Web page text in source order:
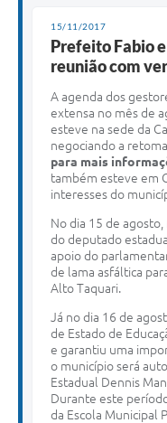
15/11/2017
Prefeito Fabio
reunião com
A agenda dos
extensa no mês de
esteve na sede da
negociando a
para mais
também esteve em
interesses do
No dia 15 de
do deputado
apoio do
de lama asfáltica
Alto Taquari.
Já no dia 16 de
de Estado de
e garantiu uma
o município será
Estadual Dennis
Durante este
da Escola Municipal